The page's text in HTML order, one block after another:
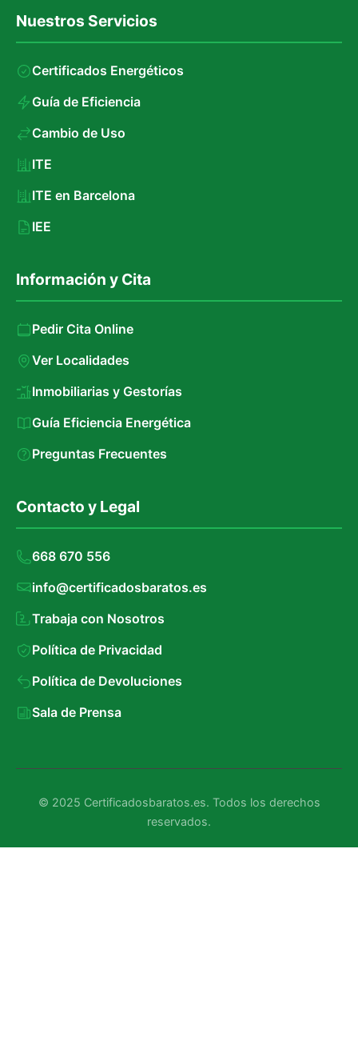
Nuestros Servicios
Certificados Energéticos
Guía de Eficiencia
Cambio de Uso
ITE
ITE en Barcelona
IEE
Información y Cita
Pedir Cita Online
Ver Localidades
Inmobiliarias y Gestorías
Guía Eficiencia Energética
Preguntas Frecuentes
Contacto y Legal
668 670 556
info@certificadosbaratos.es
Trabaja con Nosotros
Política de Privacidad
Política de Devoluciones
Sala de Prensa
© 2025 Certificadosbaratos.es. Todos los derechos
reservados.